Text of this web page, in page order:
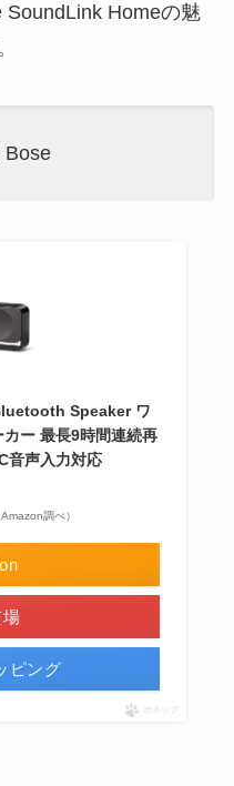
Homeの魅
Bose
Speaker ワ
ー 最長9時間連続再
音声入力対応
調べ）
ピング
ポチップ